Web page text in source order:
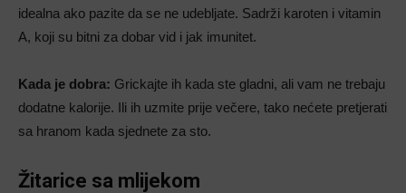
idealna ako pazite da se ne udebljate. Sadrži karoten i vitamin
A, koji su bitni za dobar vid i jak imunitet.
Kada je dobra: Grickajte ih kada ste gladni, ali vam ne trebaju
dodatne kalorije. Ili ih uzmite prije večere, tako nećete pretjerati
sa hranom kada sjednete za sto.
Žitarice sa mlijekom